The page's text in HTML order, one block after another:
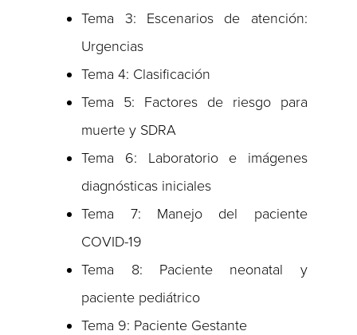
Tema 3: Escenarios de atención:
Urgencias
Tema 4: Clasificación
Tema 5: Factores de riesgo para
muerte y SDRA
Tema 6: Laboratorio e imágenes
diagnósticas iniciales
Tema 7: Manejo del paciente
COVID-19
Tema 8: Paciente neonatal y
paciente pediátrico
Tema 9: Paciente Gestante